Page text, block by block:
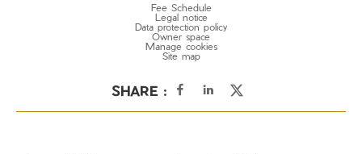
Fee Schedule
Legal notice
Data protection policy
Owner space
Manage cookies
Site map
SHARE :